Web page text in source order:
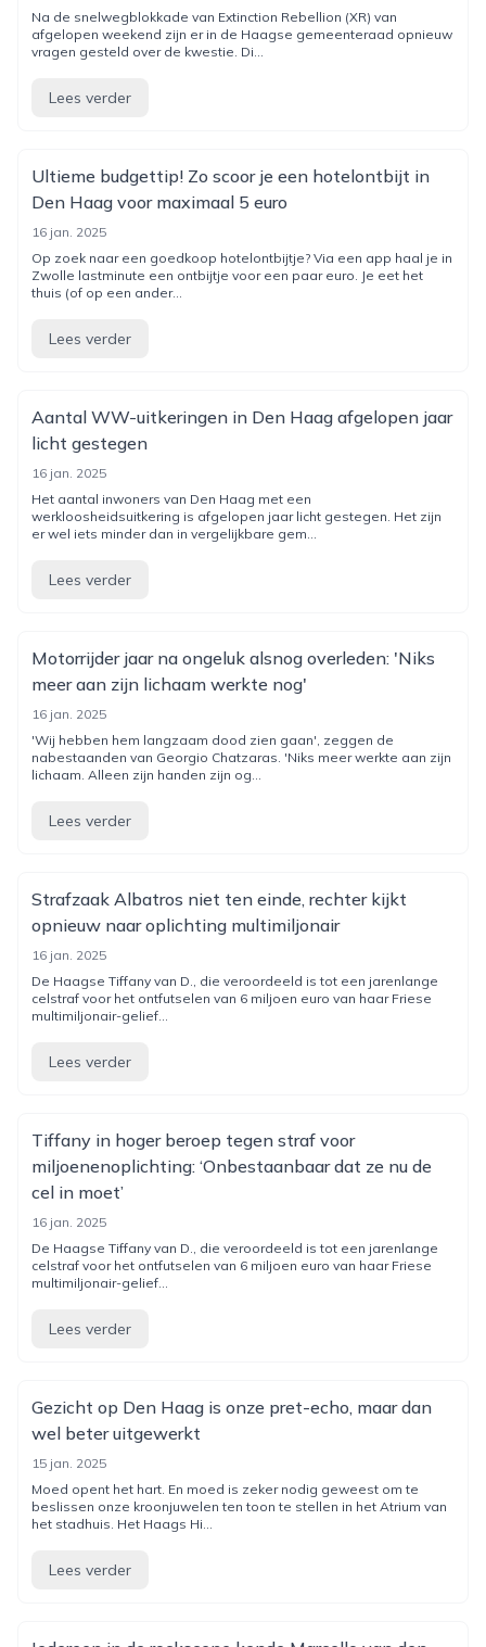
Na de snelwegblokkade van Extinction Rebellion (XR) van
afgelopen weekend zijn er in de Haagse gemeenteraad opnieuw
vragen gesteld over de kwestie. Di...
Lees verder
Ultieme budgettip! Zo scoor je een hotelontbijt in
Den Haag voor maximaal 5 euro
16 jan. 2025
Op zoek naar een goedkoop hotelontbijtje? Via een app haal je in
Zwolle lastminute een ontbijtje voor een paar euro. Je eet het
thuis (of op een ander...
Lees verder
Aantal WW-uitkeringen in Den Haag afgelopen jaar
licht gestegen
16 jan. 2025
Het aantal inwoners van Den Haag met een
werkloosheidsuitkering is afgelopen jaar licht gestegen. Het zijn
er wel iets minder dan in vergelijkbare gem...
Lees verder
Motorrijder jaar na ongeluk alsnog overleden: 'Niks
meer aan zijn lichaam werkte nog'
16 jan. 2025
'Wij hebben hem langzaam dood zien gaan', zeggen de
nabestaanden van Georgio Chatzaras. 'Niks meer werkte aan zijn
lichaam. Alleen zijn handen zijn og...
Lees verder
Strafzaak Albatros niet ten einde, rechter kijkt
opnieuw naar oplichting multimiljonair
16 jan. 2025
De Haagse Tiffany van D., die veroordeeld is tot een jarenlange
celstraf voor het ontfutselen van 6 miljoen euro van haar Friese
multimiljonair-gelief...
Lees verder
Tiffany in hoger beroep tegen straf voor
miljoenenoplichting: ‘Onbestaanbaar dat ze nu de
cel in moet’
16 jan. 2025
De Haagse Tiffany van D., die veroordeeld is tot een jarenlange
celstraf voor het ontfutselen van 6 miljoen euro van haar Friese
multimiljonair-gelief...
Lees verder
Gezicht op Den Haag is onze pret-echo, maar dan
wel beter uitgewerkt
15 jan. 2025
Moed opent het hart. En moed is zeker nodig geweest om te
beslissen onze kroonjuwelen ten toon te stellen in het Atrium van
het stadhuis. Het Haags Hi...
Lees verder